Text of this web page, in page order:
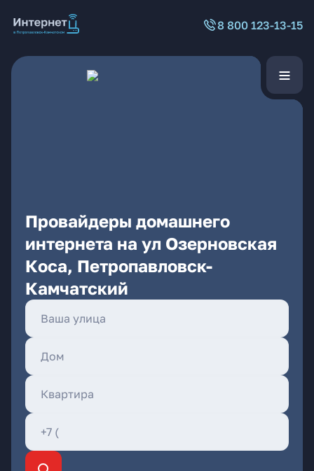
8 800 123-13-15
Провайдеры домашнего
интернета на ул Озерновская
Коса, Петропавловск-
Камчатский